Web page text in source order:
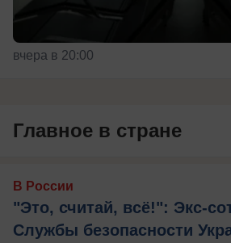
вчера в 20:00
Главное в стране
В России
"Это, считай, всё!": Экс-
Службы безопасности